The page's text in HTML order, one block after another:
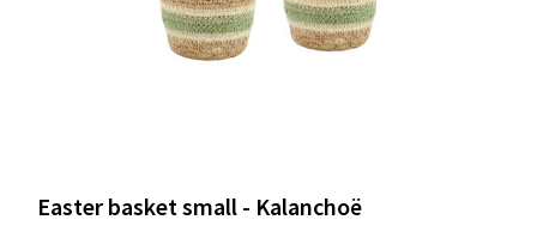
Easter basket small - Kalanchoë